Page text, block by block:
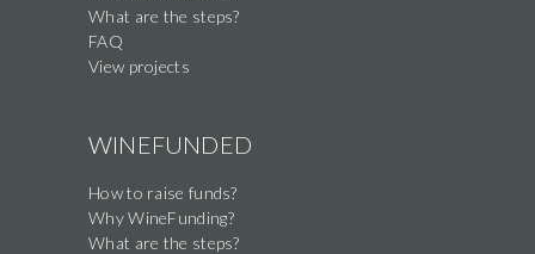
What are the steps?
FAQ
View projects
WINEFUNDED
How to raise funds?
Why WineFunding?
What are the steps?